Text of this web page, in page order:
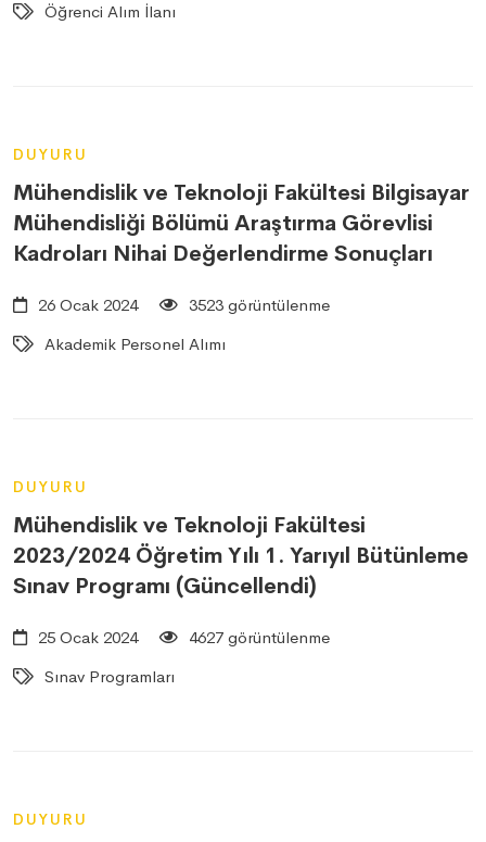
Öğrenci Alım İlanı
DUYURU
Mühendislik ve Teknoloji Fakültesi Bilgisayar
Mühendisliği Bölümü Araştırma Görevlisi
Kadroları Nihai Değerlendirme Sonuçları
26 Ocak 2024
3523 görüntülenme
Akademik Personel Alımı
DUYURU
Mühendislik ve Teknoloji Fakültesi
2023/2024 Öğretim Yılı 1. Yarıyıl Bütünleme
Sınav Programı (Güncellendi)
25 Ocak 2024
4627 görüntülenme
Sınav Programları
DUYURU